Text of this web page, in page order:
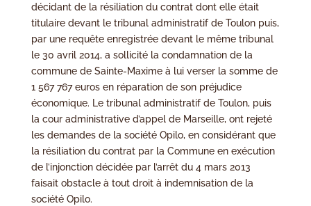
décidant de la résiliation du contrat dont elle était
titulaire devant le tribunal administratif de Toulon puis,
par une requête enregistrée devant le même tribunal
le 30 avril 2014, a sollicité la condamnation de la
commune de Sainte-Maxime à lui verser la somme de
1 567 767 euros en réparation de son préjudice
économique. Le tribunal administratif de Toulon, puis
la cour administrative d’appel de Marseille, ont rejeté
les demandes de la société Opilo, en considérant que
la résiliation du contrat par la Commune en exécution
de l’injonction décidée par l’arrêt du 4 mars 2013
faisait obstacle à tout droit à indemnisation de la
société Opilo.